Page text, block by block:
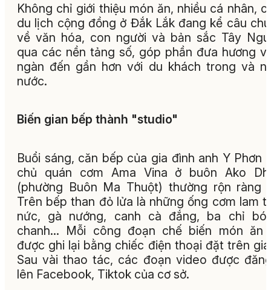
Không chỉ giới thiệu món ăn, nhiều cá nhân,
du lịch cộng đồng ở Đắk Lắk đang kể câu
về văn hóa, con người và bản sắc Tây
qua các nền tảng số, góp phần đưa hương
ngàn đến gần hơn với du khách trong và
nước.
Biến gian bếp thành "studio"
Buổi sáng, căn bếp của gia đình anh Y Phơn
chủ quán cơm Ama Vina ở buôn Ako
(phường Buôn Ma Thuột) thường rộn ràng
Trên bếp than đỏ lửa là những ống cơm lam
nức, gà nướng, canh cà đắng, ba chỉ
chanh… Mỗi công đoạn chế biến món ăn
được ghi lại bằng chiếc điện thoại đặt trên
Sau vài thao tác, các đoạn video được
lên Facebook, Tiktok của cơ sở.